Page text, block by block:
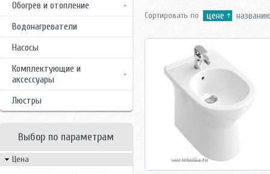
Обогрев и отопление
Водонагреватели
Насосы
Комплектующие и
аксессуары
Люстры
Выбор по параметрам
Цена
Сортировать по цене